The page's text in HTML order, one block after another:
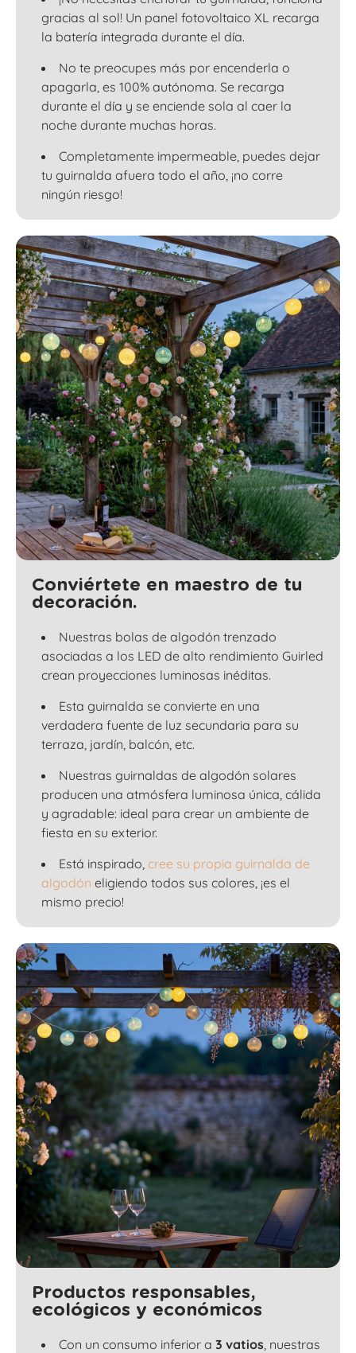
gracias al sol! Un panel fotovoltaico XL recarga
la batería integrada durante el día.
No te preocupes más por encenderla o
apagarla, es 100% autónoma. Se recarga
durante el día y se enciende sola al caer la
noche durante muchas horas.
Completamente impermeable, puedes dejar
tu guirnalda afuera todo el año, ¡no corre
ningún riesgo!
Conviértete en maestro de tu
decoración.
Nuestras bolas de algodón trenzado
asociadas a los LED de alto rendimiento Guirled
crean proyecciones luminosas inéditas.
Esta guirnalda se convierte en una
verdadera fuente de luz secundaria para su
terraza, jardín, balcón, etc.
Nuestras guirnaldas de algodón solares
producen una atmósfera luminosa única, cálida
y agradable: ideal para crear un ambiente de
fiesta en su exterior.
Está inspirado, cree su propia guirnalda de
algodón eligiendo todos sus colores, ¡es el
mismo precio!
Productos responsables,
ecológicos y económicos
Con un consumo inferior a 3 vatios, nuestras